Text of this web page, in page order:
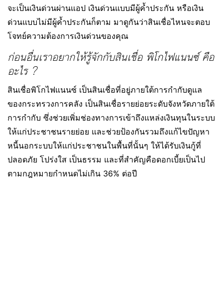
จะเป็นเงินด่วนผ่านแอป เงินด่วนแบบมีผู้ค้ำประกัน หรือเงิน
ด่วนแบบไม่มีผู้ค้ำประกันก็ตาม มาดูกันว่าสินเชื่อไหนจะตอบ
โจทย์ความต้องการเงินด่วนของคุณ
ก่อนอื่นเราอยากให้รู้จักกับสินเชื่อ พิโกไฟแนนซ์ คือ
อะไร ?
สินเชื่อพิโกไฟแนนซ์ เป็นสินเชื่อที่อยู่ภายใต้การกำกับดูแล
ของกระทรวงการคลัง เป็นสินเชื่อรายย่อยระดับจังหวัดภายใต้
การกำกับ ซึ่งช่วยเพิ่มช่องทางการเข้าถึงแหล่งเงินทุนในระบบ
ให้แก่ประชาชนรายย่อย และช่วยป้องกันรวมถึงแก้ไขปัญหา
หนี้นอกระบบให้แก่ประชาชนในพื้นที่นั้นๆ ให้ได้รับเงินกู้ที่
ปลอดภัย โปร่งใส เป็นธรรม และที่สำคัญคือดอกเบี้ยเป็นไป
ตามกฎหมายกำหนดไม่เกิน 36% ต่อปี